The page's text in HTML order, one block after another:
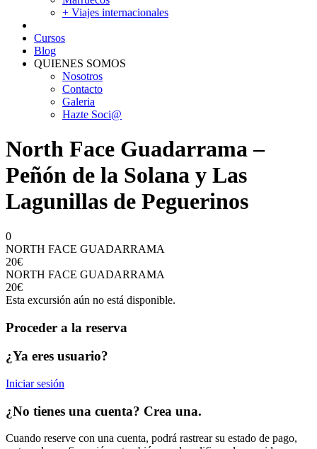
+ Viajes internacionales
Cursos
Blog
QUIENES SOMOS
Nosotros
Contacto
Galeria
Hazte Soci@
North Face Guadarrama –
Peñón de la Solana y Las
Lagunillas de Peguerinos
0
NORTH FACE GUADARRAMA
20€
NORTH FACE GUADARRAMA
20€
Esta excursión aún no está disponible.
Proceder a la reserva
¿Ya eres usuario?
Iniciar sesión
¿No tienes una cuenta? Crea una.
Cuando reserve con una cuenta, podrá rastrear su estado de pago,